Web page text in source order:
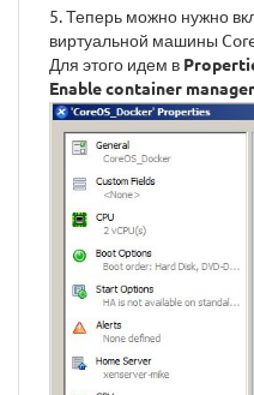
5. Теперь можно нужно
виртуальной машины
Для этого идем в
Enable container